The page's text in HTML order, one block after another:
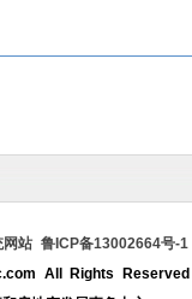
网站 鲁ICP备13002664号-1
All Rights Reserved